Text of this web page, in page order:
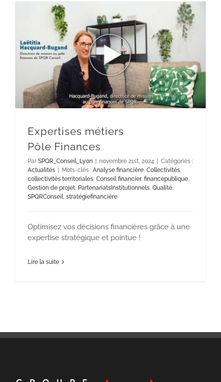
Expertises métiers
Pôle Finances
Par SPQR_Conseil_Lyon novembre 21st, 2024
Catégories :
Actualités
Mots-clés : Analyse financière, Collectivités,
collectivités territoriales, Conseil financier, financepublique,
Gestion de projet, PartenariatsInstitutionnels, Qualité,
SPQRConseil, stratégiefinancière
Optimisez vos décisions financières grâce à une
expertise stratégique et pointue !
Lire la suite